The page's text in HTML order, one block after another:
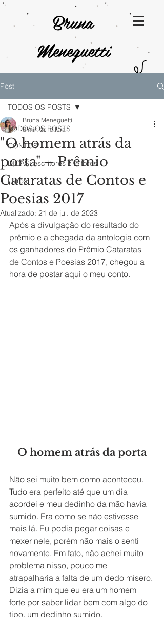
Bruna
Meneguetti
Post
TODOS OS POSTS
CONTOS
DICAS: escritores e leitores
Livros
TODOS OS POSTS
"O homem atrás da
porta" – Prêmio
Cataratas de Contos e
Poesias 2017
Bruna Meneguetti
6 min de leitura
Atualizado: 21 de jul. de 2023
Após a divulgação do resultado do
prêmio e a chegada da antologia com
os ganhadores do Prêmio Cataratas
de Contos e Poesias 2017, chegou a
hora de postar aqui o meu conto.
O homem atrás da porta
Não sei muito bem como aconteceu.
Tudo era perfeito até que um dia
acordei e meu dedinho da mão havia
sumido. Era como se não estivesse
mais lá. Eu podia pegar coisas e
mexer nele, porém não mais o senti
novamente. Em fato, não achei muito
problema nisso, pouco me
atrapalharia a falta de um dedo mísero.
Dizia a mim que eu era um homem
forte por saber lidar bem com algo do
tipo, um dedinho sumido.